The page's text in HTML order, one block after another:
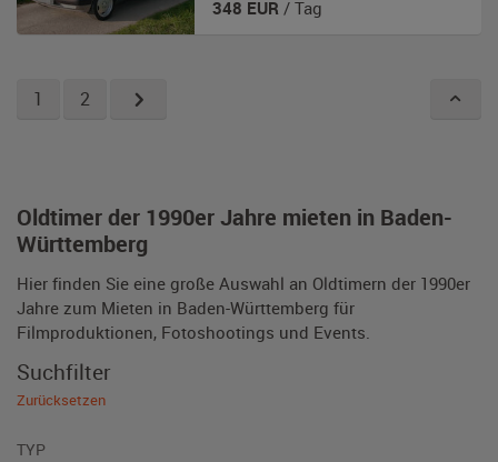
Oldtimer der 1990er Jahre mieten in Baden-
Württemberg
Hier finden Sie eine große Auswahl an Oldtimern der 1990er
Jahre zum Mieten in Baden-Württemberg für
Filmproduktionen, Fotoshootings und Events.
348 EUR / Tag
1 2
Suchfilter
Zurücksetzen
TYP